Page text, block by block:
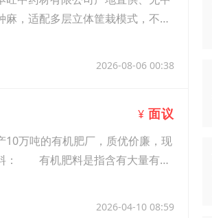
，适配多层立体筐栽模式，不挑
2026-08-06 00:38
¥ 面议
万吨的有机肥厂，质优价廉，现
： 有机肥料是指含有大量有机
2026-04-10 08:59